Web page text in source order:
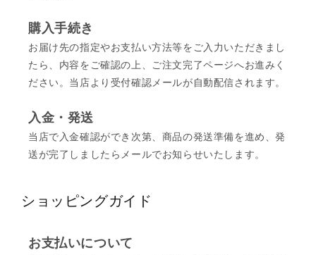
購入手続き
お届け先の指定やお支払い方法等をご入力いただきまし
たら、内容をご確認の上、ご注文完了ページへお進みく
ださい。当店より受付確認メールが自動配信されます。
入金・発送
当店で入金確認ができ次第、商品の発送準備を進め、発
送が完了しましたらメールでお知らせいたします。
ショッピングガイド
お支払いについて